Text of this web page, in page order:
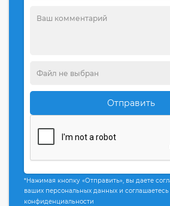
Отправить
*Нажимая кнопку «Отправить», вы даете
ваших персональных данных и соглашаетесь
конфиденциальности